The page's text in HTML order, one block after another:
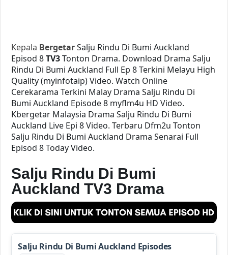
Kepala BergetarSalju Rindu Di Bumi Auckland
Episod 8TV3Tonton Drama. Download Drama Salju
Rindu Di Bumi Auckland Full Ep 8 Terkini Melayu High
Quality (myinfotaip) Video. Watch Online
Cerekarama Terkini Malay Drama Salju Rindu Di
Bumi Auckland Episode 8 myflm4u HD Video.
Kbergetar Malaysia Drama Salju Rindu Di Bumi
Auckland Live Epi 8 Video. Terbaru Dfm2u Tonton
Salju Rindu Di Bumi Auckland Drama Senarai Full
Episod 8 Today Video.
Salju Rindu Di Bumi
Auckland TV3 Drama
Salju Rindu Di Bumi Auckland Episodes